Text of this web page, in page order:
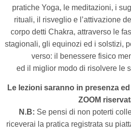
pratiche Yoga, le meditazioni, i
rituali, il risveglio e l’attivazione
corpo detti Chakra, attraverso le
stagionali, gli equinozi ed i solstizi,
verso: il benessere fisico
ed il miglior modo di risolvere le
Le lezioni saranno in presenza
ZOOM
N.B: Se pensi di non poterti
riceverai la pratica registrata su